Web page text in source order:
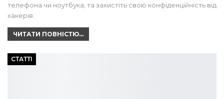
телефона чи ноутбука, та захистіть свою конфіденційність від
хакерів.
ЧИТАТИ ПОВНІСТЮ...
СТАТТІ